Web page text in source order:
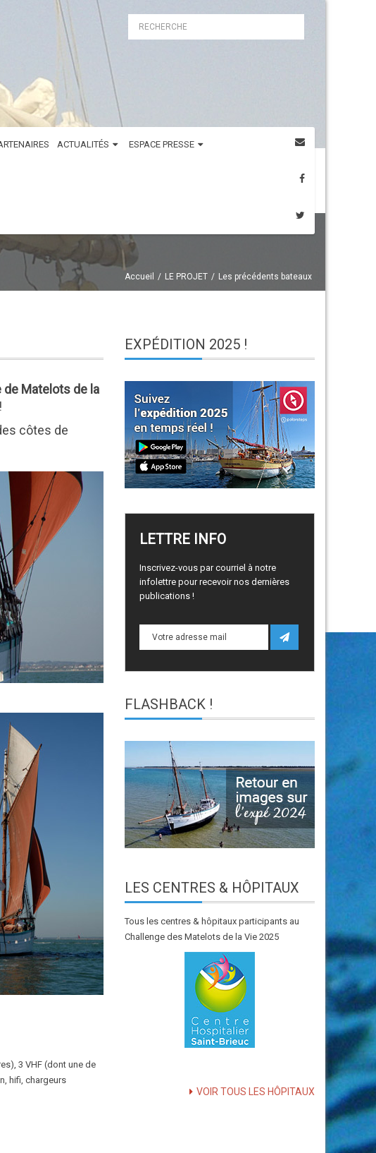
ACTUALITÉS ESPACE PRESSE
Accueil LE PROJET Les précédents bateaux
Matelots de la
côtes de
3 VHF (dont une de
hifi, chargeurs
EXPÉDITION 2025 !
LETTRE INFO
Inscrivez-vous par courriel à notre
infolettre pour recevoir nos dernières
publications !
FLASHBACK !
LES CENTRES & HÔPITAUX
Tous les centres & hôpitaux participants au
Challenge des Matelots de la Vie 2025
VOIR TOUS LES HÔPITAUX